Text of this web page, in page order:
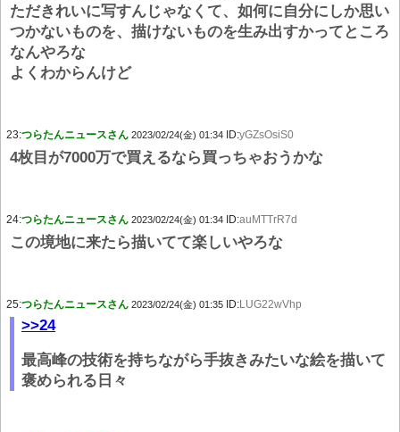
ただきれいに写すんじゃなくて、如何に自分にしか思い
つかないものを、描けないものを生み出すかってところ
なんやろな
よくわからんけど
23:つらたんニュースさん 2023/02/24(金) 01:34 ID:yGZsOsiS0
4枚目が7000万で買えるなら買っちゃおうかな
24:つらたんニュースさん 2023/02/24(金) 01:34 ID:auMTTrR7d
この境地に来たら描いてて楽しいやろな
25:つらたんニュースさん 2023/02/24(金) 01:35 ID:LUG22wVhp
>>24
最高峰の技術を持ちながら手抜きみたいな絵を描いて
褒められる日々